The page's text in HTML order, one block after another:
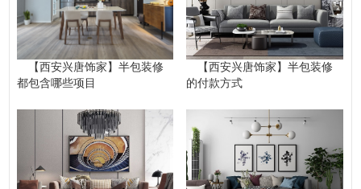
【西安兴唐饰家】半包装修
都包含哪些项目
【西安兴唐饰家】半包装修
的付款方式